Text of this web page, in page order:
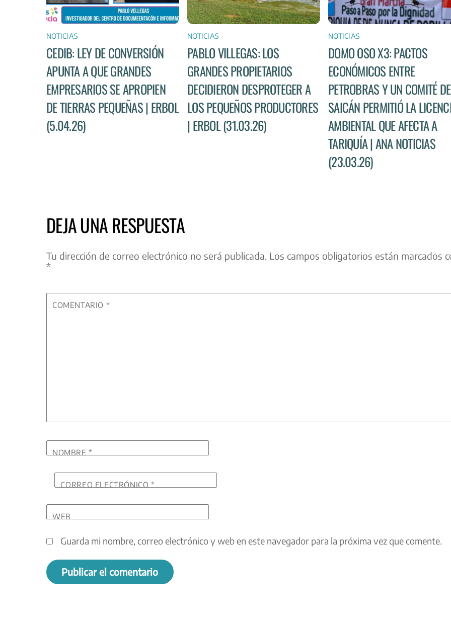
NOTICIAS
CEDIB: LEY DE CONVERSIÓN
APUNTA A QUE GRANDES
EMPRESARIOS SE APROPIEN
DE TIERRAS PEQUEÑAS | ERBOL
(5.04.26)
NOTICIAS
PABLO VILLEGAS: LOS
GRANDES PROPIETARIOS
DECIDIERON DESPROTEGER A
LOS PEQUEÑOS PRODUCTORES
| ERBOL (31.03.26)
NOTICIAS
DOMO OSO X3: PACTOS
ECONÓMICOS ENTRE
PETROBRAS Y UN COMITÉ DE
SAICÁN PERMITIÓ LA
AMBIENTAL QUE AFECTA A
TARIQUÍA | ANA NOTICIAS
(23.03.26)
DEJA UNA RESPUESTA
Tu dirección de correo electrónico no será publicada. Los campos obligatorios están marcados
*
COMENTARIO *
NOMBRE*
CORREO ELECTRÓNICO*
WEB
Guarda mi nombre, correo electrónico y web en este navegador para la próxima vez que comente.